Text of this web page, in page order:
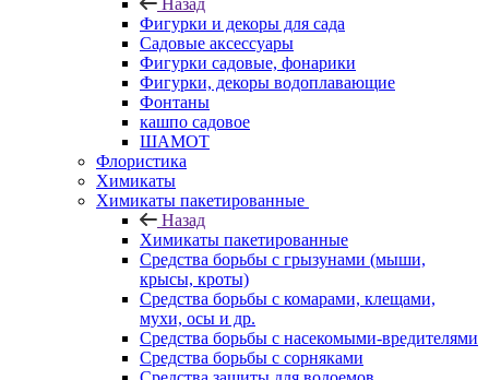
Назад
Фигурки и декоры для сада
Садовые аксессуары
Фигурки садовые, фонарики
Фигурки, декоры водоплавающие
Фонтаны
кашпо садовое
ШАМОТ
Флористика
Химикаты
Химикаты пакетированные
Назад
Химикаты пакетированные
Средства борьбы с грызунами (мыши,
крысы, кроты)
Средства борьбы с комарами, клещами,
мухи, осы и др.
Средства борьбы с насекомыми-вредителями
Средства борьбы с сорняками